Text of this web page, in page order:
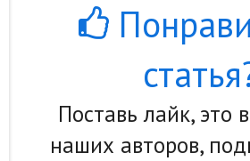
Поставь лайк, это
наших авторов,